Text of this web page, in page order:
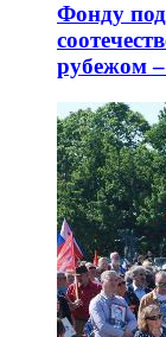
Фонду
рубежом